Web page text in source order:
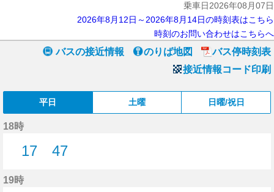
乗車日2026年08月07日
2026年8月12日～2026年8月14日の時刻表はこちら
時刻のお問い合わせはこちらへ
バスの接近情報 のりば地図
バス停時刻表
接近情報コード印刷
平日 土曜 日曜/祝日
18時
17
47
19時